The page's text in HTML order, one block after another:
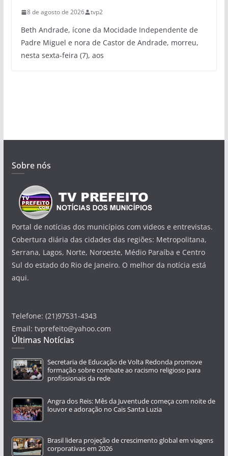
8 de agosto de 2026 tvp2
Beth Andrade, ícone da Mocidade Independente de
Padre Miguel e nora de Castor de Andrade, morreu,
nesta sexta-feira (7), aos
Sobre nós
Portal de notícias dos municípios com videos e entrevistas.
Cobertura diária das cidades das regiões: Metropolitana,
Serrana, Lagos, Norte, Noroeste, Médio Paraíba e Centro
Sul do estado do Rio de Janeiro. O melhor da notícia está
aqui.
Telefone: (21)97531-4343
Email: tvprefeito@yahoo.com
Últimas Notícias
Secretaria de Educação de Volta Redonda promove
formação sobre combate ao racismo religioso para
profissionais da rede
Angra dos Reis: Mês da Juventude começa com noite de
louvor e adoração no Cais Santa Luzia
Brasil lidera projeção de crescimento global em viagens
corporativas em 2026